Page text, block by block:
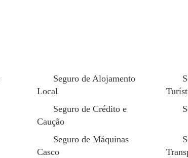
Seguro de Alojamento
Local
Seguro de Crédito e
Caução
Seguro de Máquinas
Casco
Dentro de uma única apólice, é possível
cobertura aos seus colaboradores, ajustando
necessidades de cada um.
Contacte um Especialista
Edit Template